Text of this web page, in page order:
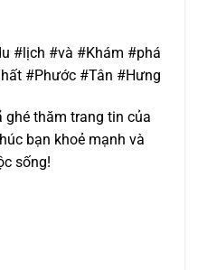
#lịch #và #Khám #phá
#Phước #Tân #Hưng
ghé thăm trang tin của
bạn khoẻ mạnh và
sống!